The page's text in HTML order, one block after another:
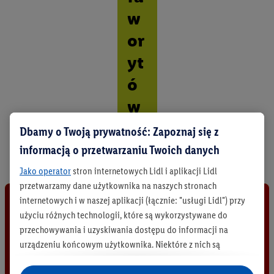
w
or
yt
ó
w
O
k
y
j
w
s
z
t
Dbamy o Twoją prywatność: Zapoznaj się z
informacją o przetwarzaniu Twoich danych
Jako operatorstron internetowych Lidl i aplikacji Lidl
przetwarzamy dane użytkownika na naszych stronach
internetowych i w naszej aplikacji (łącznie: "usługi Lidl") przy
użyciu różnych technologii, które są wykorzystywane do
przechowywania i uzyskiwania dostępu do informacji na
urządzeniu końcowym użytkownika. Niektóre z nich są